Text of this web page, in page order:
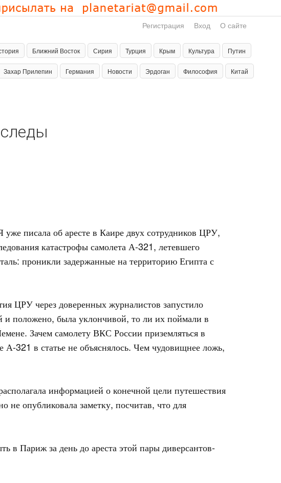
Регистрация Вход О сайте
Ближний Восток Сирия Турция Крым Культура Путин
Захар Прилепин Германия Новости Эрдоган Философия Китай
писала об аресте в Каире двух сотрудников ЦРУ,
катастрофы самолета А-321, летевшего
проникли задержанные на территорию Египта с
ЦРУ через доверенных журналистов запустило
и положено, была уклончивой, то ли их поймали в
Зачем самолету ВКС России приземляться в
321 в статье не объяснялось. Чем чудовищнее ложь,
информацией о конечной цели путешествия
не опубликовала заметку, посчитав, что для
в Париж за день до ареста этой пары диверсантов-